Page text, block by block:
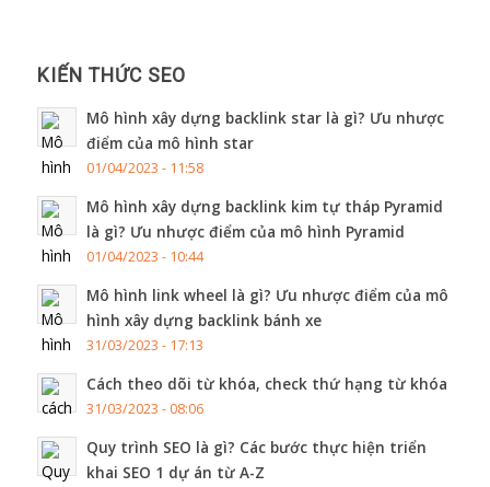
KIẾN THỨC SEO
Mô hình xây dựng backlink star là gì? Ưu nhược
điểm của mô hình star
01/04/2023 - 11:58
Mô hình xây dựng backlink kim tự tháp Pyramid
là gì? Ưu nhược điểm của mô hình Pyramid
01/04/2023 - 10:44
Mô hình link wheel là gì? Ưu nhược điểm của mô
hình xây dựng backlink bánh xe
31/03/2023 - 17:13
Cách theo dõi từ khóa, check thứ hạng từ khóa
31/03/2023 - 08:06
Quy trình SEO là gì? Các bước thực hiện triển
khai SEO 1 dự án từ A-Z